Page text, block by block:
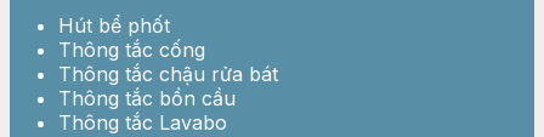
Hút bể phốt
Thông tắc cống
Thông tắc chậu rửa bát
Thông tắc bồn cầu
Thông tắc Lavabo